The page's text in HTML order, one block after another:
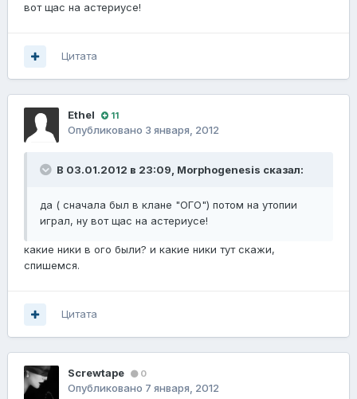
вот щас на астериусе!
Цитата
Ethel 11
Опубликовано 3 января, 2012
В 03.01.2012 в 23:09, Morphogenesis сказал:
да ( сначала был в клане "ОГО") потом на утопии
играл, ну вот щас на астериусе!
какие ники в ого были? и какие ники тут скажи,
спишемся.
Цитата
Screwtape 0
Опубликовано 7 января, 2012